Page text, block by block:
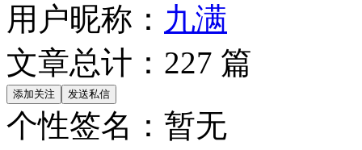
用户昵称： 九满
文章总计： 227 篇
个性签名： 暂无